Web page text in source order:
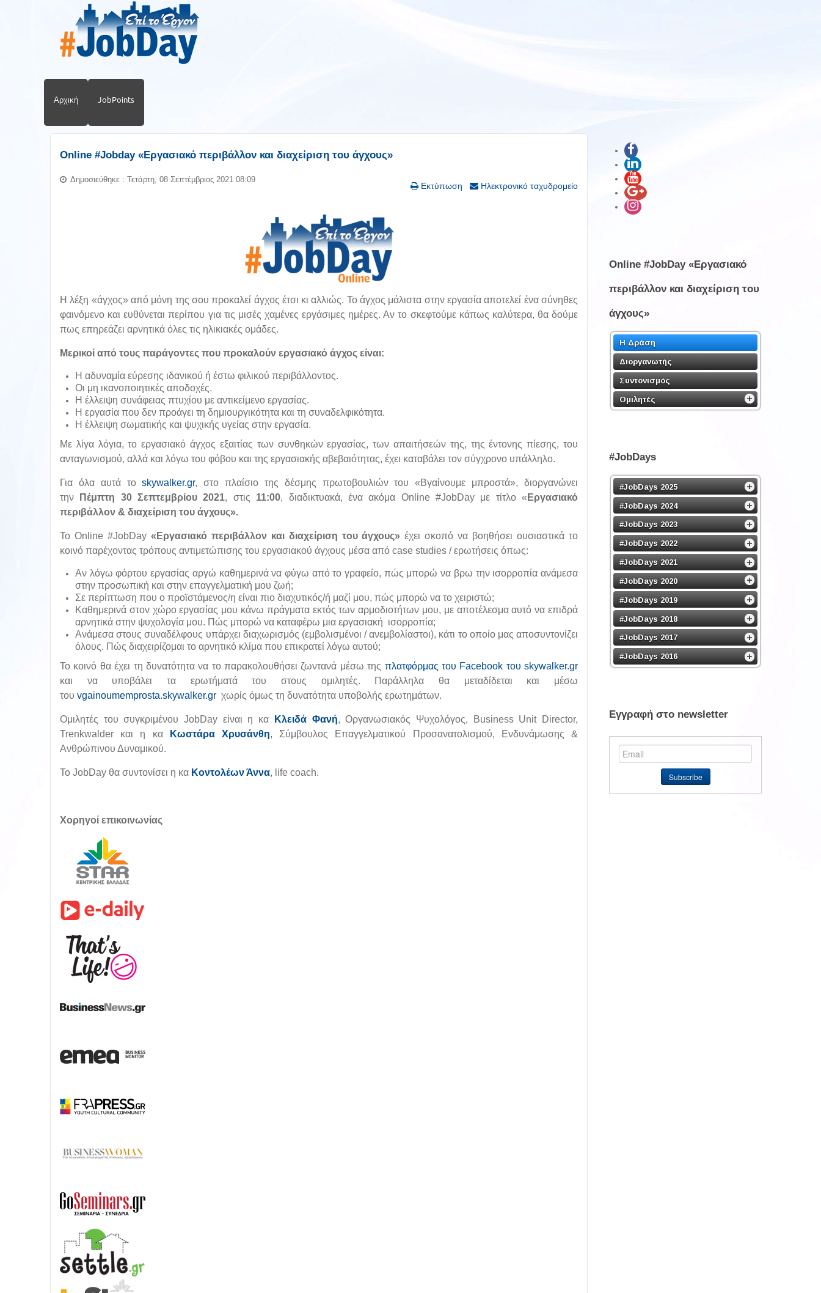
Αρχική JobPoints
Online #Jobday «Εργασιακό περιβάλλον και διαχείριση του άγχους»
Εκτύπωση Ηλεκτρονικό ταχυδρομείο
Δημοσιεύθηκε : Τετάρτη, 08 Σεπτέμβριος 2021 08:09
Η λέξη «άγχος» από μόνη της σου προκαλεί άγχος έτσι κι αλλιώς. Το άγχος μάλιστα στην εργασία αποτελεί ένα σύνηθες
φαινόμενο και ευθύνεται περίπου για τις μισές χαμένες εργάσιμες ημέρες. Αν το σκεφτούμε κάπως καλύτερα, θα δούμε
πως επηρεάζει αρνητικά όλες τις ηλικιακές ομάδες.
Μερικοί από τους παράγοντες που προκαλούν εργασιακό άγχος είναι:
Η αδυναμία εύρεσης ιδανικού ή έστω φιλικού περιβάλλοντος.
Οι μη ικανοποιητικές αποδοχές.
Η έλλειψη συνάφειας πτυχίου με αντικείμενο εργασίας.
Η εργασία που δεν προάγει τη δημιουργικότητα και τη συναδελφικότητα.
Η έλλειψη σωματικής και ψυχικής υγείας στην εργασία.
Με λίγα λόγια, το εργασιακό άγχος εξαιτίας των συνθηκών εργασίας, των απαιτήσεών της, της έντονης πίεσης, του
ανταγωνισμού, αλλά και λόγω του φόβου και της εργασιακής αβεβαιότητας, έχει καταβάλει τον σύγχρονο υπάλληλο.
Για όλα αυτά τοskywalker.gr, στο πλαίσιο της δέσμης πρωτοβουλιών του «Βγαίνουμε μπροστά», διοργανώνει
την
Πέμπτη 30 Σεπτεμβρίου 2021, στις 11:00, διαδικτυακά, ένα ακόμα Online #JobDay με τίτλο « Εργασιακό
περιβάλλον & διαχείριση του άγχους».
Το Online #JobDay «Εργασιακό περιβάλλον και διαχείριση του άγχους»έχει σκοπό να βοηθήσει ουσιαστικά το
κοινό παρέχοντας τρόπους αντιμετώπισης του εργασιακού άγχους μέσα από case studies / ερωτήσεις όπως:
Αν λόγω φόρτου εργασίας αργώ καθημερινά να φύγω από το γραφείο, πώς μπορώ να βρω την ισορροπία ανάμεσα
στην προσωπική και στην επαγγελματική μου ζωή;
Σε περίπτωση που ο προϊστάμενος/η είναι πιο διαχυτικός/ή μαζί μου, πώς μπορώ να το χειριστώ;
Καθημερινά στον χώρο εργασίας μου κάνω πράγματα εκτός των αρμοδιοτήτων μου, με αποτέλεσμα αυτό να επιδρά
αρνητικά στην ψυχολογία μου. Πώς μπορώ να καταφέρω μια εργασιακή ισορροπία;
Ανάμεσα στους συναδέλφους υπάρχει διαχωρισμός (εμβολισμένοι / ανεμβολίαστοι), κάτι το οποίο μας αποσυντονίζει
όλους. Πώς διαχειρίζομαι το αρνητικό κλίμα που επικρατεί λόγω αυτού;
Το κοινό θα έχει τη δυνατότητα να το παρακολουθήσει ζωντανά μέσω της πλατφόρμας του Facebook του skywalker.gr
και να υποβάλει τα ερωτήματά του στους ομιλητές. Παράλληλα θα μεταδίδεται και μέσω
του vgainoumemprosta.skywalker.gr χωρίς όμως τη δυνατότητα υποβολής ερωτημάτων.
Ομιλητές του συγκριμένου JobDay είναι η κα Κλειδά Φανή, Οργανωσιακός Ψυχολόγος, Business Unit Director,
Trenkwalder και η κα
Κωστάρα Χρυσάνθη, Σύμβουλος Επαγγελματικού Προσανατολισμού, Ενδυνάμωσης &
Ανθρώπινου Δυναμικού.
Το JobDay θα συντονίσει η κα Κοντολέων Άννα, life coach.
Χορηγοί επικοινωνίας
Online #JobDay «Εργασιακό
περιβάλλον και διαχείριση του
άγχους»
Η Δράση
Διοργανωτής
Συντονισμός
Ομιλητές
#JobDays
#JobDays 2025
#JobDays 2024
#JobDays 2023
#JobDays 2022
#JobDays 2021
#JobDays 2020
#JobDays 2019
#JobDays 2018
#JobDays 2017
#JobDays 2016
Εγγραφή στο newsletter